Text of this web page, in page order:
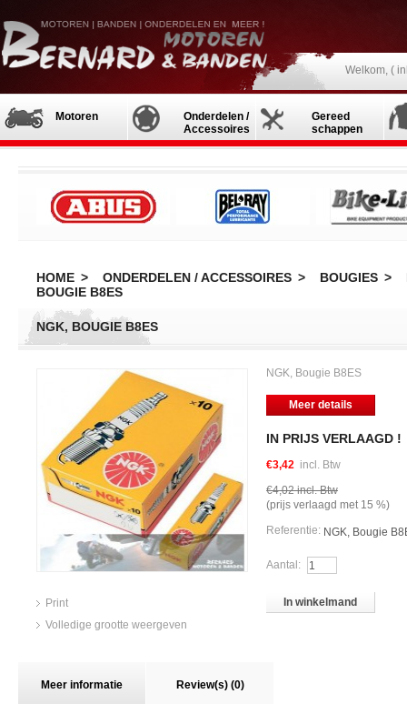
Welkom, (
Motoren
Onderdelen /
Accessoires
Gereed
schappen
HOME > ONDERDELEN / ACCESSOIRES > BOUGIES >
BOUGIE B8ES
NGK, BOUGIE B8ES
Print
Volledige grootte weergeven
NGK, Bougie B8ES
Meer details
IN PRIJS VERLAAGD !
€3,42 incl. Btw
€4,02incl. Btw
(prijs verlaagd met 15 %)
Referentie: NGK, Bougie
Aantal:
In winkelmand
Meer informatie Review(s) (0)